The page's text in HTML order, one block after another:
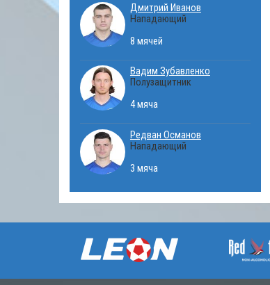
Дмитрий Иванов
Нападающий
8 мячей
Вадим Зубавленко
Полузащитник
4 мяча
Редван Османов
Нападающий
3 мяча